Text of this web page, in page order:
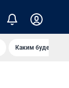
Каким будет